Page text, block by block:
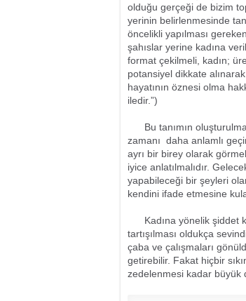
olduğu gerçeği de bizim
yerinin belirlenmesinde
öncelikli yapılması
şahıslar yerine kadına
format çekilmeli, kadın;
potansiyel dikkate
hayatının öznesi olma
iledir.”)
Bu tanımın
zamanı daha anlamlı
ayrı bir birey olarak
iyice anlatılmalıdır.
yapabileceği bir şeyleri
kendini ifade etmesine
Kadına yönelik şiddet
tartışılması oldukça
çaba ve çalışmaları
getirebilir. Fakat hiçbir
zedelenmesi kadar büyük